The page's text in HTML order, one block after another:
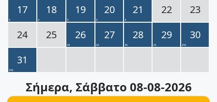
17
18 19 20 21 22
23
24
25 26 27 28 29
30
31
Σήμερα, Σάββατο 08-08-2026